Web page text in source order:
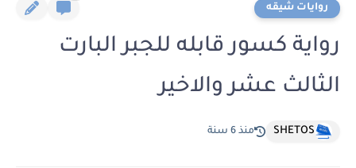
روايات شيقه
رواية كسور قابله للجبر البارت
الثالث عشر والاخير
SHETOS منذ 6 سنة